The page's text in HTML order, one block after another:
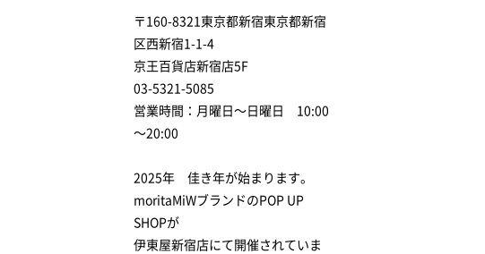
〒160-8321東京都新宿東京都新宿
区西新宿1-1-4
京王百貨店新宿店5F
03-5321-5085
営業時間：月曜日～日曜日 10:00
～20:00
2025年 佳き年が始まります。
moritaMiWブランドのPOP UP
SHOPが
伊東屋新宿店にて開催されていま